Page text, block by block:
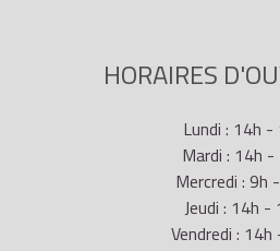
HORAIRES
Lundi : 14h -
Mardi : 14h -
Mercredi : 9h
Jeudi : 14h -
Vendredi :